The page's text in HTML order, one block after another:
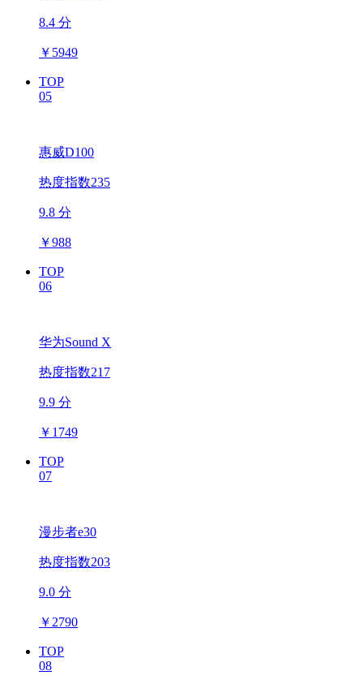
8.4 分
￥ 5949
TOP
05
惠威D100
热度指数235
9.8 分
￥988
TOP
06
华为Sound X
热度指数217
9.9 分
￥ 1749
TOP
07
漫步者e30
热度指数203
9.0 分
￥ 2790
TOP
08